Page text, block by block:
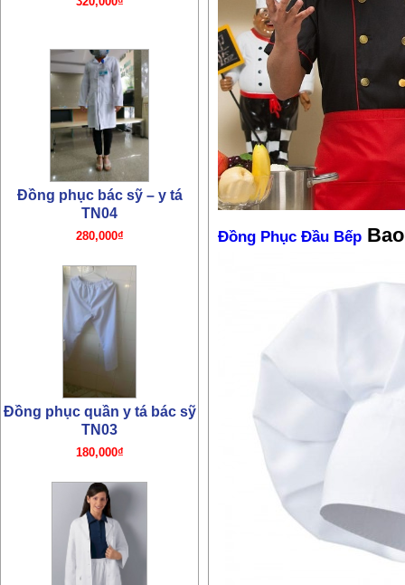
Đồng Phục Đầu Bếp
Đồng phục bác sỹ – y tá
TN04
Đồng phục quần y tá bác sỹ
TN03